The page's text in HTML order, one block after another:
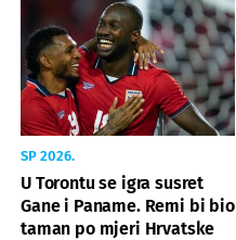
SP 2026.
U Torontu se igra susret
Gane i Paname. Remi bi bio
taman po mjeri Hrvatske